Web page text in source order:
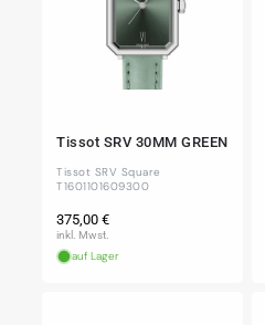
Tissot SRV 30MM GREEN
Tissot SRV Square
T1601101609300
Normaler
Preis
375,00 €
inkl. Mwst.
auf Lager